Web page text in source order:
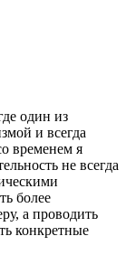
один из
и всегда
временем я
не всегда
более
а проводить
конкретные